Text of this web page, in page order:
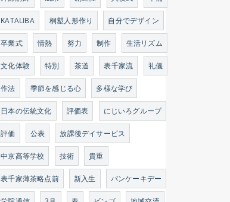
KATALIBA 桐塑人形作り 自分でデザイン
卒業式 情熱 努力 制作 生活リズム
文化体験 特別 茶道 表千家流 礼儀
作法 季節を感じる心 多様な学び
日本の伝統文化 評価表 にじいろグループ
評価 公表 放課後デイサービス
中京高等学校 技術 貴重
表千家薄茶略点前 新入生 パンケーキデー